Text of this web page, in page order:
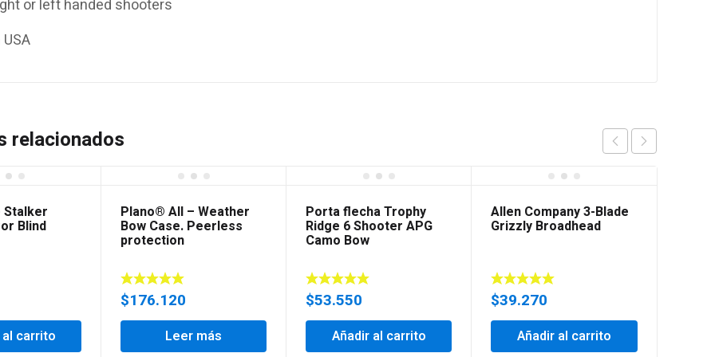
or left handed shooters
relacionados
Stalker
Blind
carrito
Plano® All – Weather
Bow Case. Peerless
protection
$176.120
Leer más
Porta flecha Trophy
Ridge 6 Shooter APG
Camo Bow
$53.550
Añadir al carrito
Allen Company 3-Blade
Grizzly Broadhead
$39.270
Añadir al carrito